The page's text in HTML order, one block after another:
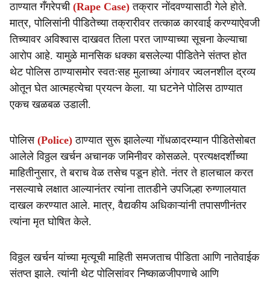
ठाण्यात गँगरेपची (Rape Case) तक्रार नोंदवण्यासाठी गेले होते.
मात्र, पोलिसांनी पीडितेच्या तक्रारीवर तत्काळ कारवाई करण्याऐवजी
तिच्यावर अविश्वास दाखवत तिला परत जाण्याच्या सूचना केल्याचा
आरोप आहे. यामुळे मानसिक धक्का बसलेल्या पीडितेने संतप्त होत
थेट पोलिस ठाण्यासमोर स्वतःसह मुलाच्या अंगावर ज्वलनशील द्रव्य
ओतून घेत आत्महत्येचा प्रयत्न केला. या घटनेने पोलिस ठाण्यात
एकच खळबळ उडाली.
पोलिस (Police) ठाण्यात सुरू झालेल्या गोंधळादरम्यान पीडितेसोबत
आलेले विठ्ठल खर्चन अचानक जमिनीवर कोसळले. प्रत्यक्षदर्शींच्या
माहितीनुसार, ते बराच वेळ तसेच पडून होते. नंतर ते हालचाल करत
नसल्याचे लक्षात आल्यानंतर त्यांना तातडीने उपजिल्हा रुग्णालयात
दाखल करण्यात आले. मात्र, वैद्यकीय अधिकाऱ्यांनी तपासणीनंतर
त्यांना मृत घोषित केले.
विठ्ठल खर्चन यांच्या मृत्यूची माहिती समजताच पीडिता आणि नातेवाईक
संतप्त झाले. त्यांनी थेट पोलिसांवर निष्काळजीपणाचे आणि